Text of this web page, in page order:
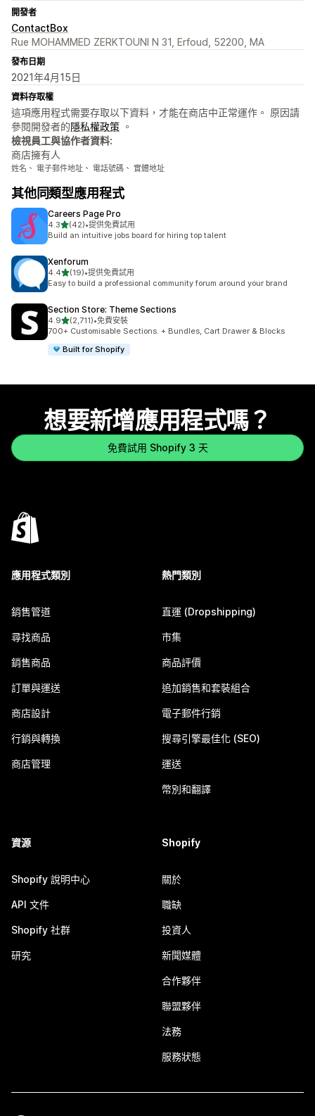
開發者
ContactBox
Rue MOHAMMED ZERKTOUNI N 31, Erfoud, 52200, MA
發布日期
2021年4月15日
資料存取權
這項應用程式需要存取以下資料，才能在商店中正常運作。 原因請
參閱開發者的隱私權政策 。
檢視員工與協作者資料:
商店擁有人
姓名、 電子郵件地址、 電話號碼、 實體地址
其他同類型應用程式
Careers Page Pro
4.3滿分 5 顆星
(42)
共有 42 則評價
•提供免費試用
Build an intuitive jobs board for hiring top talent
Xenforum
4.4滿分 5 顆星
(19)
共有 19 則評價
•提供免費試用
Easy to build a professional community forum around your brand
Section Store: Theme Sections
4.9滿分 5 顆星
(2,711)
共有 2711 則評價
•免費安裝
700+ Customisable Sections. + Bundles, Cart Drawer & Blocks
Built for Shopify
想要新增應用程式嗎？
免費試用 Shopify 3 天
應用程式類別
銷售管道
尋找商品
銷售商品
訂單與運送
商店設計
行銷與轉換
商店管理
熱門類別
直運 (Dropshipping)
市集
商品評價
追加銷售和套裝組合
電子郵件行銷
搜尋引擎最佳化 (SEO)
運送
幣別和翻譯
資源
Shopify 說明中心
API 文件
Shopify 社群
研究
Shopify
關於
職缺
投資人
新聞媒體
合作夥伴
聯盟夥伴
法務
服務狀態